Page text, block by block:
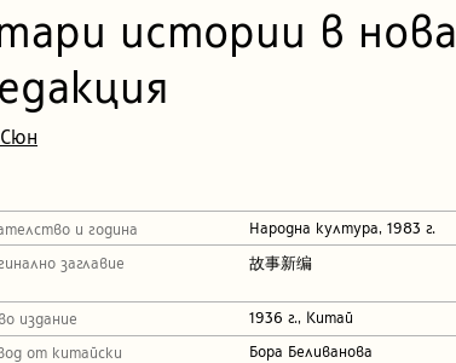
истории в нова
и година
Народна култура, 1983 г.
заглавие
故事新编
издание
1936 г., Китай
от китайски
Бора Беливанова